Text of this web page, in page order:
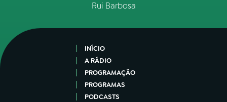
Rui Barbosa
INÍCIO
A RÁDIO
PROGRAMAÇÃO
PROGRAMAS
PODCASTS